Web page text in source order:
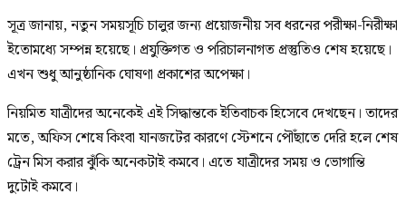
সূত্র জানায়, নতুন সময়সূচি চালুর জন্য প্রয়োজনীয় সব ধরনের পরীক্ষা-নিরীক্ষা
ইতোমধ্যে সম্পন্ন হয়েছে। প্রযুক্তিগত ও পরিচালনাগত প্রস্তুতিও শেষ হয়েছে।
এখন শুধু আনুষ্ঠানিক ঘোষণা প্রকাশের অপেক্ষা।
নিয়মিত যাত্রীদের অনেকেই এই সিদ্ধান্তকে ইতিবাচক হিসেবে দেখছেন। তাদের
মতে, অফিস শেষে কিংবা যানজটের কারণে স্টেশনে পৌঁছাতে দেরি হলে শেষ
ট্রেন মিস করার ঝুঁকি অনেকটাই কমবে। এতে যাত্রীদের সময় ও ভোগান্তি
দুটোই কমবে।